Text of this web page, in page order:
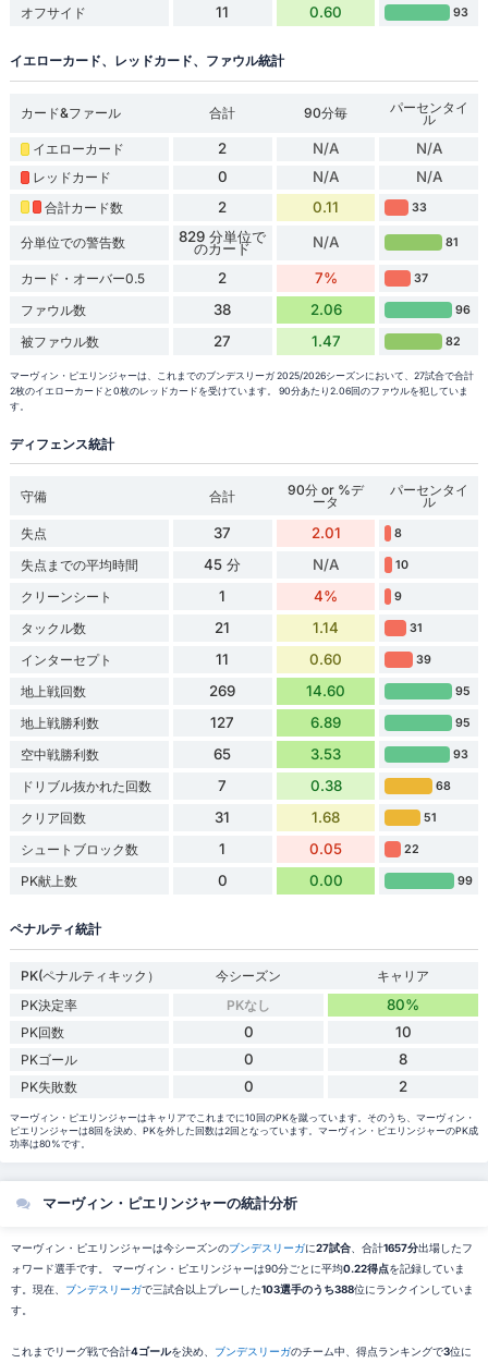
オフサイド 11 0.60 93
イエローカード、レッドカード、ファウル統計
カード&ファール 合計 90分毎 パーセンタイ
ル
イエローカード
2 N/A N/A
レッドカード 0 N/A N/A
合計カード数 2 0.11 33
分単位での警告数 829 分単位で
のカード N/A 81
カード・オーバー0.5 2 7% 37
ファウル数 38 2.06 96
被ファウル数 27 1.47 82
マーヴィン・ピエリンジャーは、これまでのブンデスリーガ 2025/2026シーズンにおいて、27試合で合計
2枚のイエローカードと0枚のレッドカードを受けています。 90分あたり2.06回のファウルを犯していま
す。
ディフェンス統計
守備 合計 90分 or %デ
ータ
パーセンタイ
ル
失点
37 2.01 8
失点までの平均時間 45 分 N/A 10
クリーンシート 1 4% 9
タックル数 21 1.14 31
インターセプト 11 0.60 39
地上戦回数 269 14.60 95
地上戦勝利数 127 6.89 95
空中戦勝利数 65 3.53 93
ドリブル抜かれた回数 7 0.38 68
クリア回数 31 1.68 51
シュートブロック数 1 0.05 22
PK献上数 0 0.00 99
ペナルティ統計
PK(ペナルティキック） 今シーズン
キャリア
PK決定率
PKなし 80%
PK回数 0 10
PKゴール 0 8
PK失敗数 0 2
マーヴィン・ピエリンジャーはキャリアでこれまでに10回のPKを蹴っています。そのうち、マーヴィン・
ピエリンジャーは8回を決め、PKを外した回数は2回となっています。マーヴィン・ピエリンジャーのPK成
功率は80%です。
マーヴィン・ピエリンジャーの統計分析
マーヴィン・ピエリンジャーは今シーズンのブンデスリーガに27試合、合計1657分出場したフ
ォワード選手です。 マーヴィン・ピエリンジャーは90分ごとに平均0.22得点を記録していま
す。現在、 ブンデスリーガで三試合以上プレーした103選手のうち388位にランクインしていま
す。
これまでリーグ戦で合計4ゴールを決め、 ブンデスリーガのチーム中、得点ランキングで3位に